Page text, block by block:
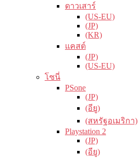
ดาวเสาร์
(US-EU)
(JP)
(KR)
แคสต์
(JP)
(US-EU)
โซนี่
PSone
(JP)
(อียู)
(สหรัฐอเมริกา)
Playstation 2
(JP)
(อียู)